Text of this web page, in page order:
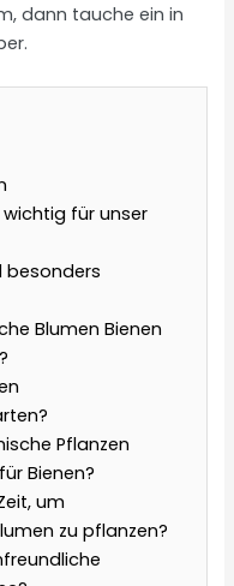
dann tauche ein in
für unser
besonders
Blumen Bienen
Pflanzen
Bienen?
um
zu pflanzen?